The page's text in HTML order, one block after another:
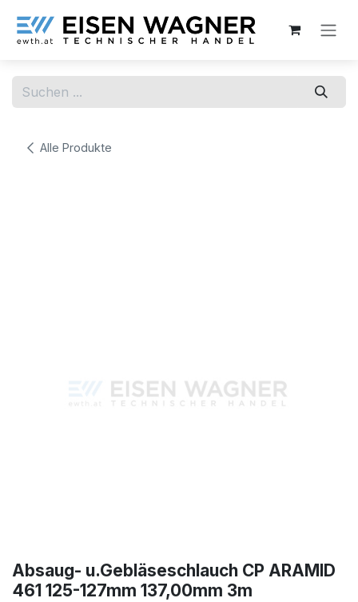
Alle Produkte
Absaug- u.Gebläseschlauch CP ARAMID
461 125-127mm 137,00mm 3m